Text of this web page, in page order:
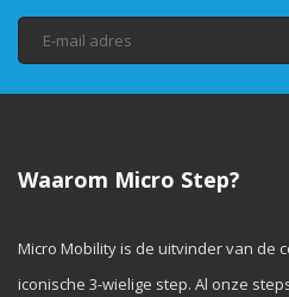
Waarom Micro Step?
Micro Mobility is de uitvinder van de
iconische 3-wielige step. Al onze